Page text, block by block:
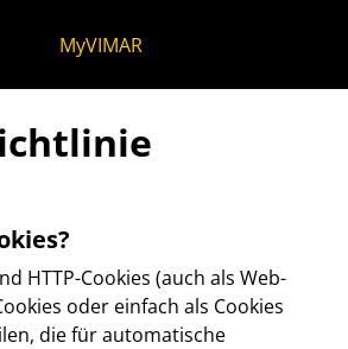
MyVIMAR
HTTP-Cookies (auch als Web-
oder einfach als Cookies
die für automatische